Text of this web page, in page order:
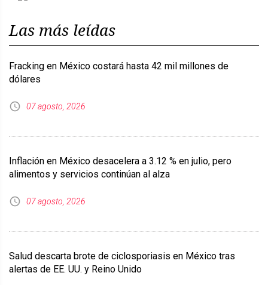
Las más leídas
Fracking en México costará hasta 42 mil millones de
dólares
07 agosto, 2026
Inflación en México desacelera a 3.12 % en julio, pero
alimentos y servicios continúan al alza
07 agosto, 2026
Salud descarta brote de ciclosporiasis en México tras
alertas de EE. UU. y Reino Unido